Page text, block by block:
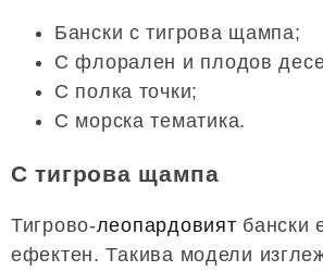
Бански с тигрова щампа;
С флорален и плодов
С полка точки;
С морска тематика.
С тигрова щампа
Тигрово-леопардовият бански
ефектен. Такива модели